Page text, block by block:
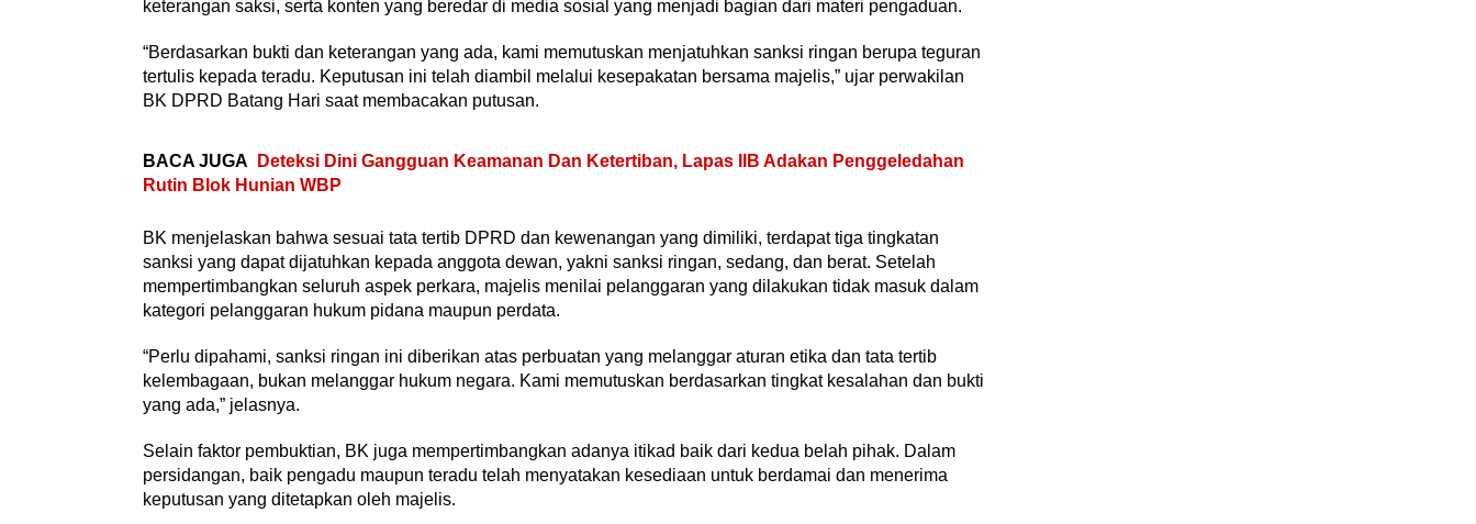
keterangan saksi, serta konten yang beredar di media sosial yang menjadi bagian dari materi pengaduan.
“Berdasarkan bukti dan keterangan yang ada, kami memutuskan menjatuhkan sanksi ringan berupa teguran
tertulis kepada teradu. Keputusan ini telah diambil melalui kesepakatan bersama majelis,” ujar perwakilan
BK DPRD Batang Hari saat membacakan putusan.
BACA JUGA
Deteksi Dini Gangguan Keamanan Dan Ketertiban, Lapas IIB Adakan Penggeledahan
Rutin Blok Hunian WBP
BK menjelaskan bahwa sesuai tata tertib DPRD dan kewenangan yang dimiliki, terdapat tiga tingkatan
sanksi yang dapat dijatuhkan kepada anggota dewan, yakni sanksi ringan, sedang, dan berat. Setelah
mempertimbangkan seluruh aspek perkara, majelis menilai pelanggaran yang dilakukan tidak masuk dalam
kategori pelanggaran hukum pidana maupun perdata.
“Perlu dipahami, sanksi ringan ini diberikan atas perbuatan yang melanggar aturan etika dan tata tertib
kelembagaan, bukan melanggar hukum negara. Kami memutuskan berdasarkan tingkat kesalahan dan bukti
yang ada,” jelasnya.
Selain faktor pembuktian, BK juga mempertimbangkan adanya itikad baik dari kedua belah pihak. Dalam
persidangan, baik pengadu maupun teradu telah menyatakan kesediaan untuk berdamai dan menerima
keputusan yang ditetapkan oleh majelis.